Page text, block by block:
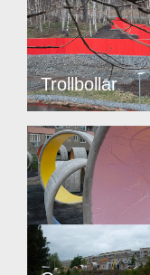
Trollbollar